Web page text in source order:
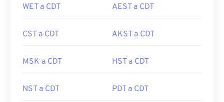
WET a CDT AEST a CDT
CST a CDT AKST a CDT
MSK a CDT HST a CDT
NST a CDT PDT a CDT